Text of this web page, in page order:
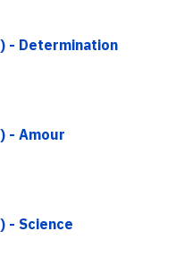
- Determination
- Amour
- Science